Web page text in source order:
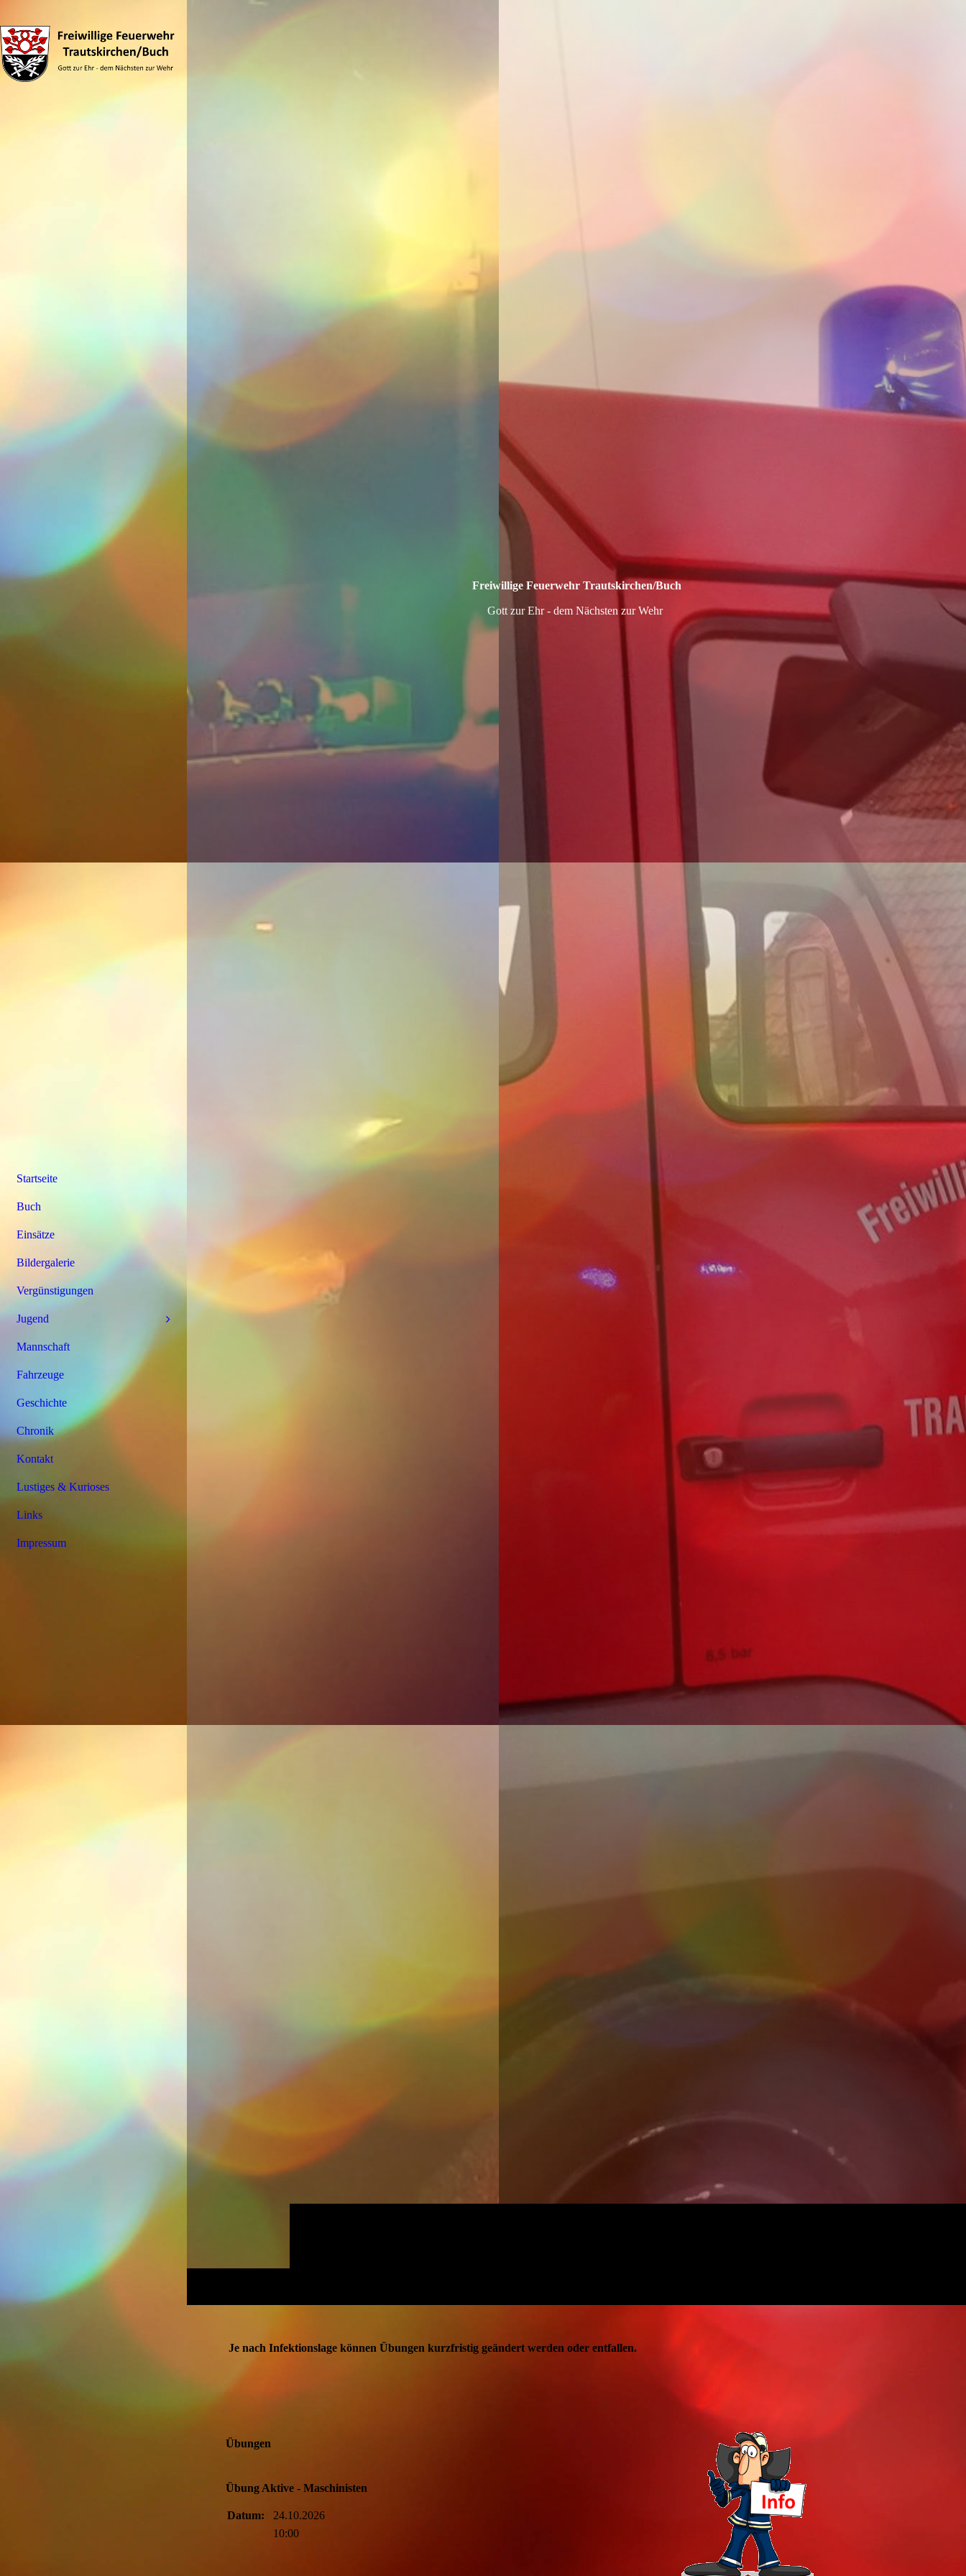
Freiwillige Feuerwehr Trautskirchen/Buch
Gott zur Ehr - dem Nächsten zur Wehr
Je nach Infektionslage können Übungen kurzfristig geändert werden oder entfallen.
Übungen
Übung Aktive - Maschinisten
Datum:
24.10.2026
10:00
Startseite
Buch
Einsätze
Bildergalerie
Vergünstigungen
Jugend
Mannschaft
Fahrzeuge
Geschichte
Chronik
Kontakt
Lustiges & Kurioses
Links
Impressum